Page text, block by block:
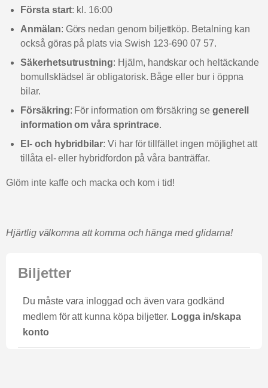
Första start: kl. 16:00
Anmälan: Görs nedan genom biljettköp. Betalning kan
också göras på plats via Swish 123-690 07 57.
Säkerhetsutrustning: Hjälm, handskar och heltäckande
bomullsklädsel är obligatorisk. Båge eller bur i öppna
bilar.
Försäkring: För information om försäkring se generell
information om våra sprintrace.
El- och hybridbilar: Vi har för tillfället ingen möjlighet att
tillåta el- eller hybridfordon på våra banträffar.
Glöm inte kaffe och macka och kom i tid!
Hjärtlig välkomna att komma och hänga med glidarna!
Biljetter
Du måste vara inloggad och även vara godkänd
medlem för att kunna köpa biljetter. Logga in/skapa
konto